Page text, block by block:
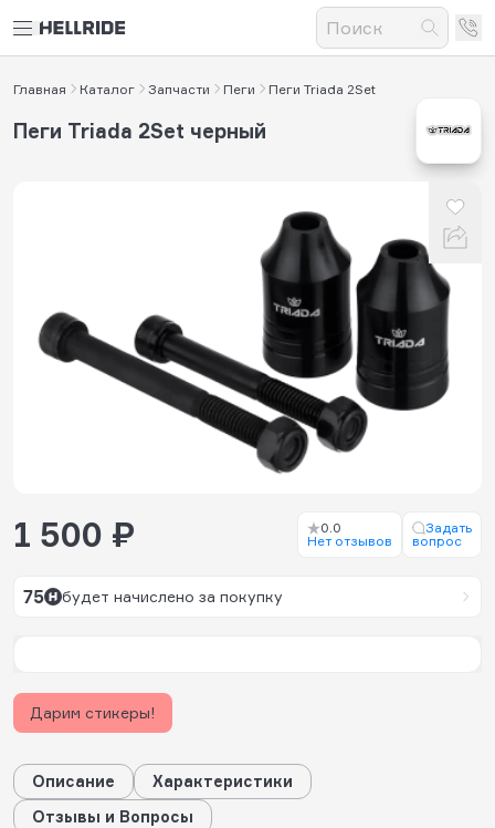
Главная Каталог Запчасти Пеги Пеги Triada 2Set
Пеги Triada 2Set черный
1 500 ₽
0.0
Нет отзывов
Задать
вопрос
75 будет начислено за покупку
Дарим стикеры!
Описание
Характеристики
Отзывы и Вопросы